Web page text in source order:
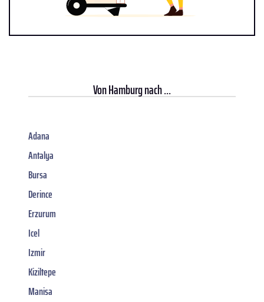
VonHamburgnach ...
Adana
Antalya
Bursa
Derince
Erzurum
Icel
Izmir
Kiziltepe
Manisa